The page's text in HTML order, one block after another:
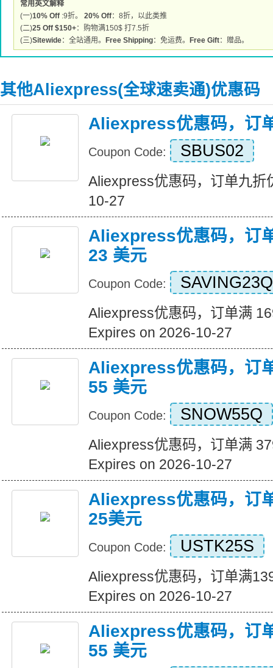
常用英文解释
(一)10% Off :9折。 20% Off：8折，以此类推
(二)25 Off $150+：购物满150$ 打7.5折
(三)Sitewide：全站通用。 Free Shipping：免运费。 Free Gift：赠品。
其他Aliexpress(全球速卖通)优惠码
Aliexpress优惠码，订
Coupon Code: SBUS02
Aliexpress优惠码，订单九折
10-27
Aliexpress优惠码，订
23 美元
Coupon Code: SAVING23Q
Aliexpress优惠码，订单满
Expires on 2026-10-27
Aliexpress优惠码，订
55 美元
Coupon Code: SNOW55Q
Aliexpress优惠码，订单满
Expires on 2026-10-27
Aliexpress优惠码，订
25美元
Coupon Code: USTK25S
Aliexpress优惠码，订单满
Expires on 2026-10-27
Aliexpress优惠码，订
55 美元